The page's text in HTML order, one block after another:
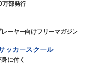
万部発行
ーヤー向けフリーマガジン
ッカースクール
に付く